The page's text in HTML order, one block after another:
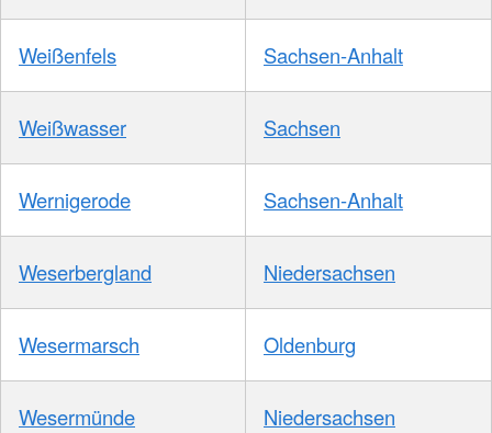
Weißenfels Sachsen-Anhalt
Weißwasser Sachsen
Wernigerode Sachsen-Anhalt
Weserbergland Niedersachsen
Wesermarsch Oldenburg
Wesermünde Niedersachsen